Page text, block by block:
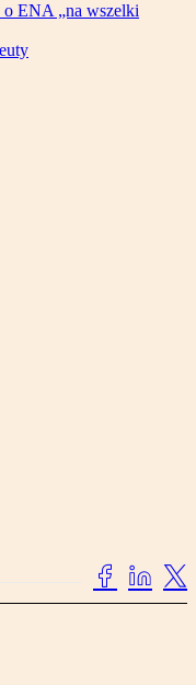
o ENA „na wszelki